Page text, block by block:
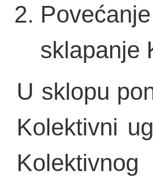
sklapanje
U sklopu
Kolektivni